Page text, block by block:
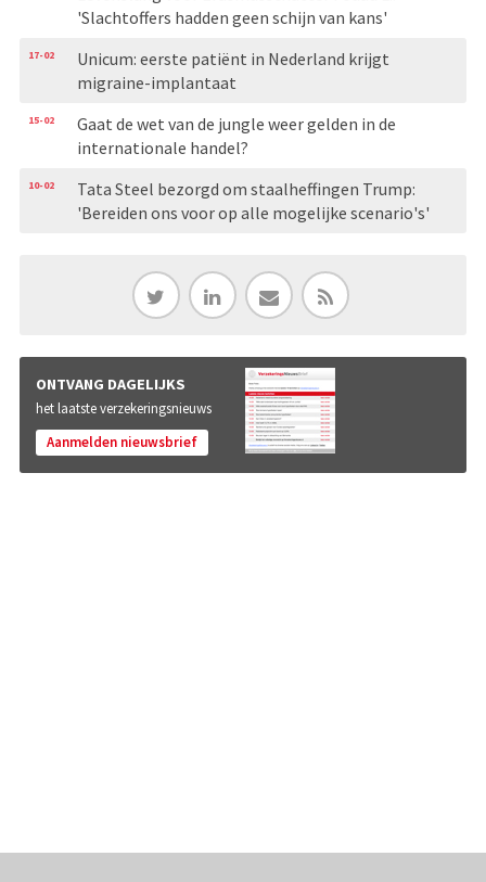
'Slachtoffers hadden geen schijn van kans'
17-02
Unicum: eerste patiënt in Nederland krijgt
migraine-implantaat
15-02
Gaat de wet van de jungle weer gelden in de
internationale handel?
10-02
Tata Steel bezorgd om staalheffingen Trump:
'Bereiden ons voor op alle mogelijke scenario's'
ONTVANG DAGELIJKS
het laatste verzekeringsnieuws
Aanmelden nieuwsbrief